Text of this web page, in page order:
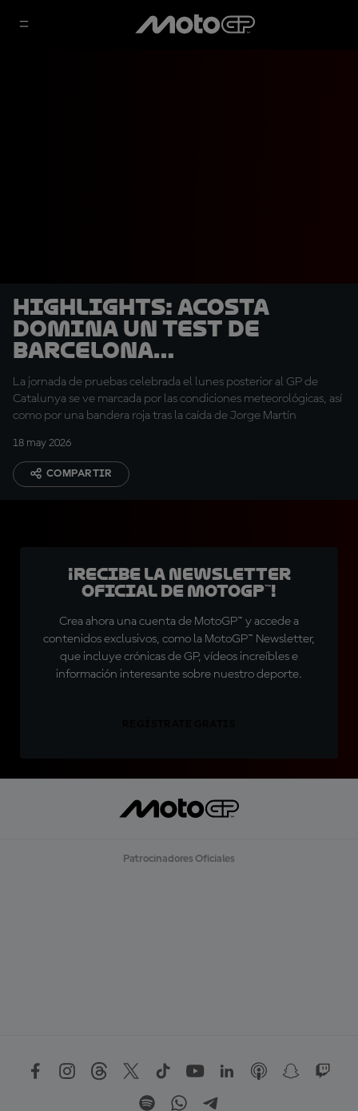
HIGHLIGHTS: Acosta
domina un test de
Barcelona
interrumpido por la
lluvia
La jornada de pruebas celebrada el lunes posterior al GP de
Catalunya se ve marcada por las condiciones meteorológicas, así
como por una bandera roja tras la caída de Jorge Martín
18 may 2026
COMPARTIR
¡Recibe la Newsletter
oficial de MotoGP™!
Crea ahora una cuenta de MotoGP™ y accede a
contenidos exclusivos, como la MotoGP™ Newsletter,
que incluye crónicas de GP, vídeos increíbles e
información interesante sobre nuestro deporte.
Patrocinadores Oficiales